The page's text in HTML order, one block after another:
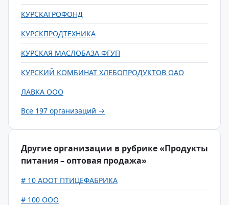
КУРСКАГРОФОНД
КУРСКПРОДТЕХНИКА
КУРСКАЯ МАСЛОБАЗА ФГУП
КУРСКИЙ КОМБИНАТ ХЛЕБОПРОДУКТОВ ОАО
ЛАВКА ООО
Все 197 организаций →
Другие организации в рубрике «Продукты
питания – оптовая продажа»
# 10 АООТ ПТИЦЕФАБРИКА
# 100 ООО